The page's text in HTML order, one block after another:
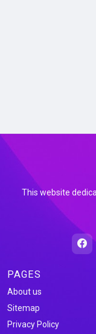
This website
PAGES
About us
Sitemap
Privacy Policy